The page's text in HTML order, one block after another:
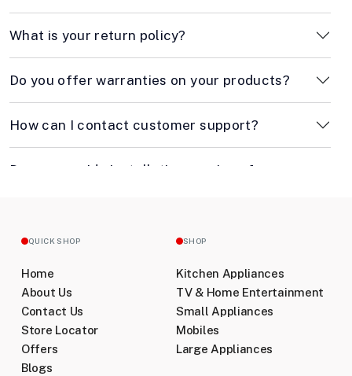
What is your return policy?
Do you offer warranties on your products?
How can I contact customer support?
Do you provide installation services for
Can I change or cancel my order after it has
been placed?
Do you have a physical store?
QUICK SHOP
Home
About Us
Contact Us
Store Locator
Offers
Blogs
SHOP
Kitchen Appliances
TV & Home Entertainment
Small Appliances
Mobiles
Large Appliances